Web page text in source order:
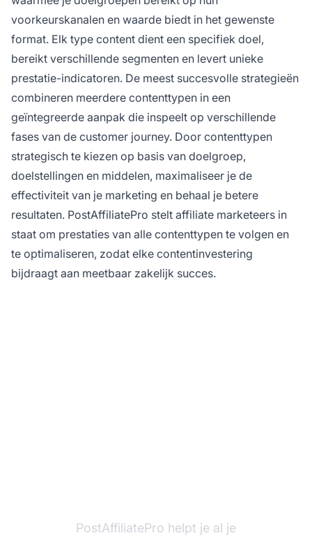
voorkeurskanalen en waarde biedt in het gewenste
format. Elk type content dient een specifiek doel,
bereikt verschillende segmenten en levert unieke
prestatie-indicatoren. De meest succesvolle strategieën
combineren meerdere contenttypen in een
geïntegreerde aanpak die inspeelt op verschillende
fases van de customer journey. Door contenttypen
strategisch te kiezen op basis van doelgroep,
doelstellingen en middelen, maximaliseer je de
effectiviteit van je marketing en behaal je betere
resultaten. PostAffiliatePro stelt affiliate marketeers in
staat om prestaties van alle contenttypen te volgen en
te optimaliseren, zodat elke contentinvestering
bijdraagt aan meetbaar zakelijk succes.
PostAffiliatePro helpt je al je